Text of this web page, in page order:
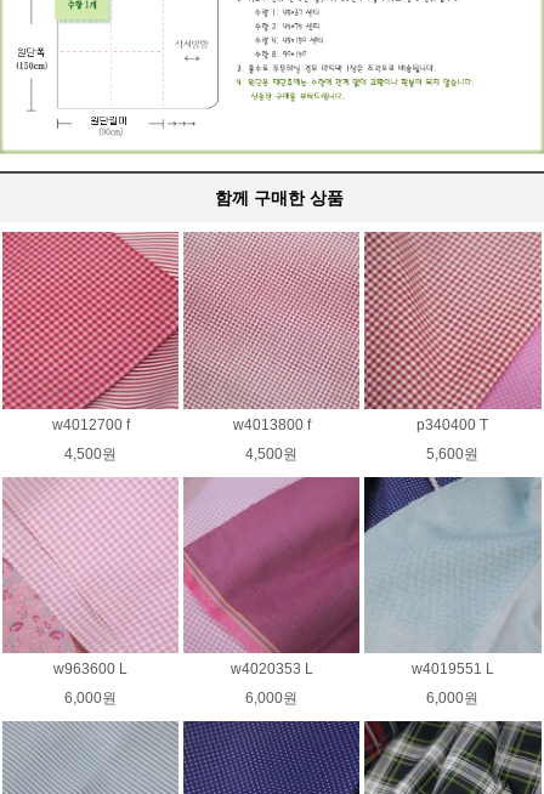
함께 구매한 상품
w4012700 f
4,500원
w4013800 f
4,500원
p340400 T
5,600원
w963600 L
6,000원
w4020353 L
6,000원
w4019551 L
6,000원